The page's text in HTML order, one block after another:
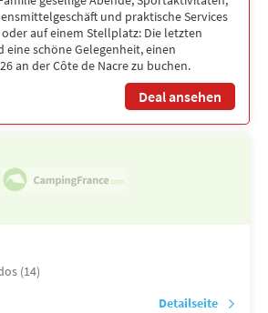
und praktische Services
auf einem Stellplatz: Die letzten
eine schöne Gelegenheit, einen
an der Côte de Nacre zu buchen.
Deal ansehen
(14)
Detailseite